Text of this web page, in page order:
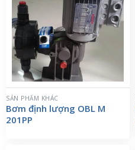
SẢN PHẨM KHÁC
Bơm định lượng OBL M
201PP